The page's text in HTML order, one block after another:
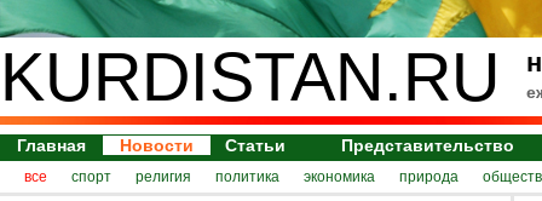
KURDISTAN.RU
Главная Новости Статьи Представительство
все спорт религия политика экономика природа